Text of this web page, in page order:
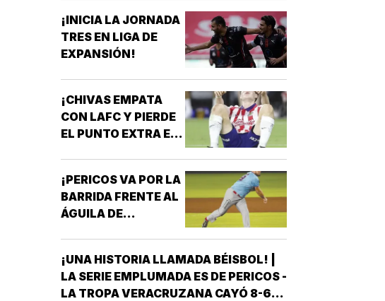
BAJO EL BRAZO, NO LLEGA SOLA
*DETRÁS DE ELLA SIEMPRE HAY
ALGUIEN QUE LA LLEVÓ AL
ENTRENAMIENTO, QUE HIZO EL
ESFUERZO…
¡INICIA LA JORNADA
TRES EN LIGA DE
EXPANSIÓN!
¡CHIVAS EMPATA
CON LAFC Y PIERDE
EL PUNTO EXTRA EN
¡PERICOS VA POR LA
BARRIDA FRENTE AL
ÁGUILA DE
¡UNA HISTORIA LLAMADA BÉISBOL! |
LA SERIE EMPLUMADA ES DE PERICOS -
LA TROPA VERACRUZANA CAYÓ 8-6